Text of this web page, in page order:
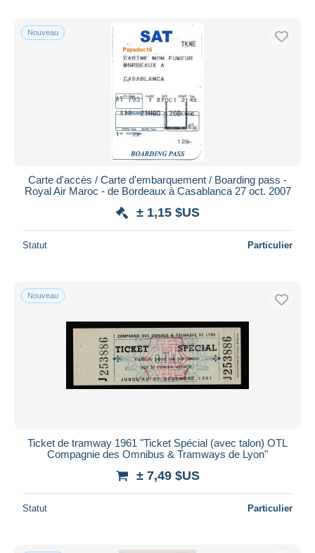
Nouveau
Carte d'accès / Carte d'embarquement / Boarding pass -
Royal Air Maroc - de Bordeaux à Casablanca 27 oct. 2007
± 1,15 $US
Statut Particulier
Nouveau
Ticket de tramway 1961 "Ticket Spécial (avec talon) OTL
Compagnie des Omnibus & Tramways de Lyon"
± 7,49 $US
Statut Particulier